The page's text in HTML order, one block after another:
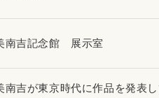
南吉記念館 展示室
南吉が東京時代に作品を発表